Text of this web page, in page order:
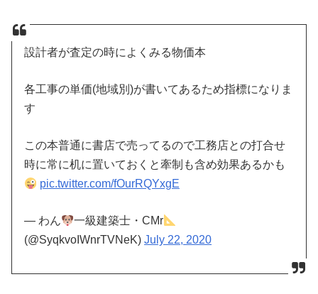
設計者が査定の時によくみる物価本
各工事の単価(地域別)が書いてあるため指標になりま
す
この本普通に書店で売ってるので工務店との打合せ
時に常に机に置いておくと牽制も含め効果あるかも
pic.twitter.com/fOurRQYxgE
— わん
一級建築士・CMr
(@SyqkvoIWnrTVNeK)July 22, 2020